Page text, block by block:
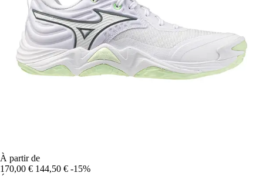
À partir de
170,00 € 144,50 € -15%